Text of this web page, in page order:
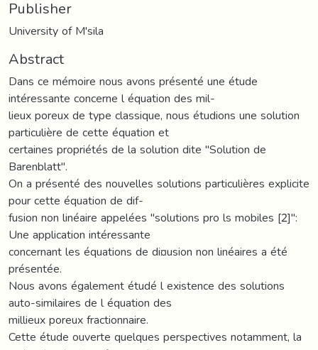
Publisher
University of M'sila
Abstract
Dans ce mémoire nous avons présenté une étude
intéressante concerne l équation des mil-
lieux poreux de type classique, nous étudions une solution
particulière de cette équation et
certaines propriétés de la solution dite "Solution de
Barenblatt".
On a présenté des nouvelles solutions particulières explicite
pour cette équation de dif-
fusion non linéaire appelées "solutions pro ls mobiles [2]":
Une application intéressante
concernant les équations de di¤usion non linéaires a été
présentée.
Nous avons également étudé l existence des solutions
auto-similaires de l équation des
millieux poreux fractionnaire.
Cette étude ouverte quelques perspectives notamment, la